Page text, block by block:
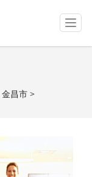
T
o
g
a
金昌市>